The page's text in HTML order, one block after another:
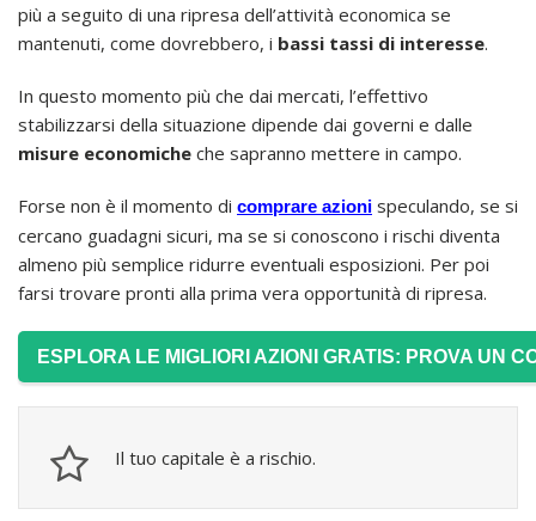
più a seguito di una ripresa dell’attività economica se
mantenuti, come dovrebbero, i bassi tassi di interesse.
In questo momento più che dai mercati, l’effettivo
stabilizzarsi della situazione dipende dai governi e dalle
misure economiche che sapranno mettere in campo.
Forse non è il momento di comprare azioni speculando, se si
cercano guadagni sicuri, ma se si conoscono i rischi diventa
almeno più semplice ridurre eventuali esposizioni. Per poi
farsi trovare pronti alla prima vera opportunità di ripresa.
ESPLORA LE MIGLIORI AZIONI GRATIS: PROVA UN
Il tuo capitale è a rischio.